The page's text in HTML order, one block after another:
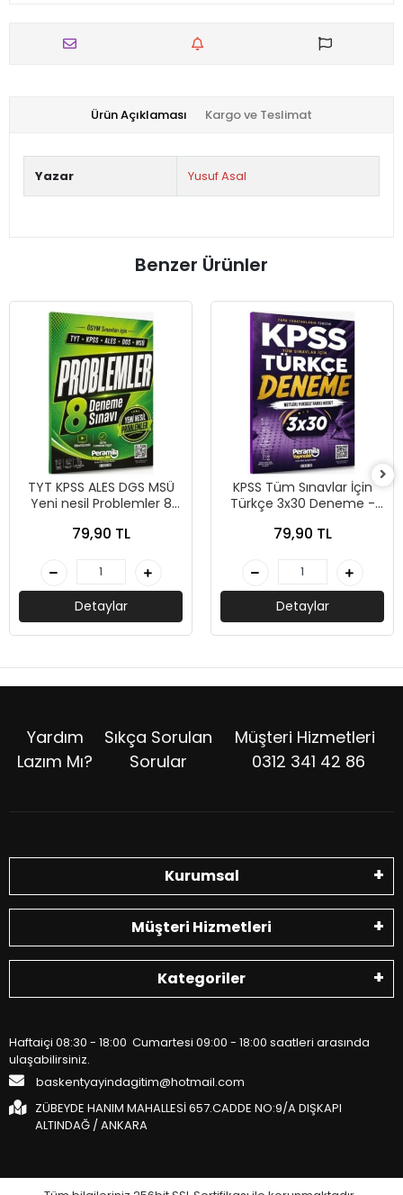
Ürün Açıklaması Kargo ve Teslimat
Yazar Yusuf Asal
Benzer Ürünler
TYT KPSS ALES DGS MSÜ
Yeni nesil Problemler 8
Yayıncılık
79,90 TL
Detaylar
KPSS Tüm Sınavlar İçin
Türkçe 3x30 Deneme -
79,90 TL
Detaylar
Yardım
Lazım Mı?
Sıkça Sorulan
Sorular
Müşteri Hizmetleri
0312 341 42 86
Kurumsal
Müşteri Hizmetleri
Kategoriler
Haftaiçi 08:30 - 18:00 Cumartesi 09:00 - 18:00 saatleri arasında
ulaşabilirsiniz.
baskentyayindagitim@hotmail.com
ZÜBEYDE HANIM MAHALLESİ 657.CADDE NO:9/A DIŞKAPI
ALTINDAĞ / ANKARA